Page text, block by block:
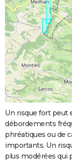
Un risque fort peut
débordements
phréatiques ou de
importants. Un
plus modérées qui